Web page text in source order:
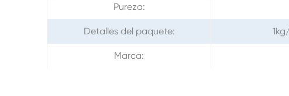
Pureza:
Detalles del paquete:
Marca: